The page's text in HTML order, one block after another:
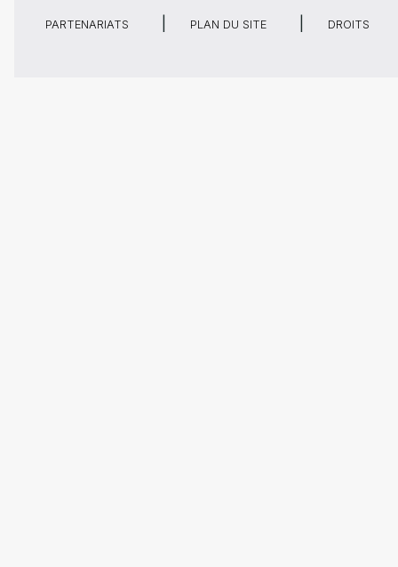
PARTENARIATS PLAN DU SITE DROITS